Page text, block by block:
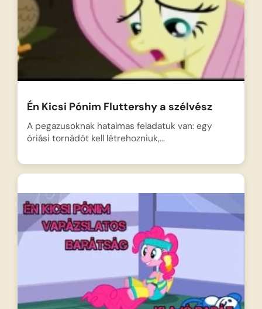
Én Kicsi Pónim Fluttershy a szélvész
A pegazusoknak hatalmas feladatuk van: egy
óriási tornádót kell létrehozniuk,…